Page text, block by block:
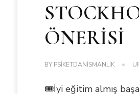
ÖNERİSİ
BY PSIKETDANISMANLIK
🎟İyi eğitim almış